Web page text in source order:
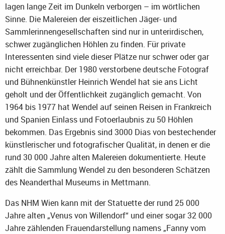
lagen lange Zeit im Dunkeln verborgen – im wörtlichen
Sinne. Die Malereien der eiszeitlichen Jäger- und
Sammlerinnengesellschaften sind nur in unterirdischen,
schwer zugänglichen Höhlen zu finden. Für private
Interessenten sind viele dieser Plätze nur schwer oder gar
nicht erreichbar. Der 1980 verstorbene deutsche Fotograf
und Bühnenkünstler Heinrich Wendel hat sie ans Licht
geholt und der Öffentlichkeit zugänglich gemacht. Von
1964 bis 1977 hat Wendel auf seinen Reisen in Frankreich
und Spanien Einlass und Fotoerlaubnis zu 50 Höhlen
bekommen. Das Ergebnis sind 3000 Dias von bestechender
künstlerischer und fotografischer Qualität, in denen er die
rund 30 000 Jahre alten Malereien dokumentierte. Heute
zählt die Sammlung Wendel zu den besonderen Schätzen
des Neanderthal Museums in Mettmann.
Das NHM Wien kann mit der Statuette der rund 25 000
Jahre alten „Venus von Willendorf“ und einer sogar 32 000
Jahre zählenden Frauendarstellung namens „Fanny vom